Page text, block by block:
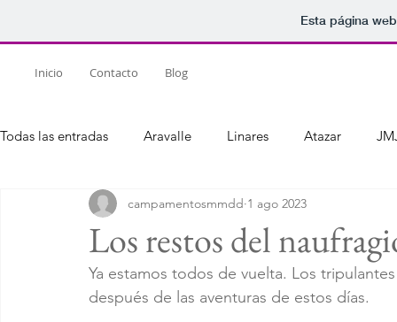
Esta página
Inicio Contacto Blog
Todas las entradas Aravalle Linares Atazar
Los restos del
campamentosmmdd 1 ago 2023
Ya estamos todos de vuelta. Los
después de las aventuras de estos días.